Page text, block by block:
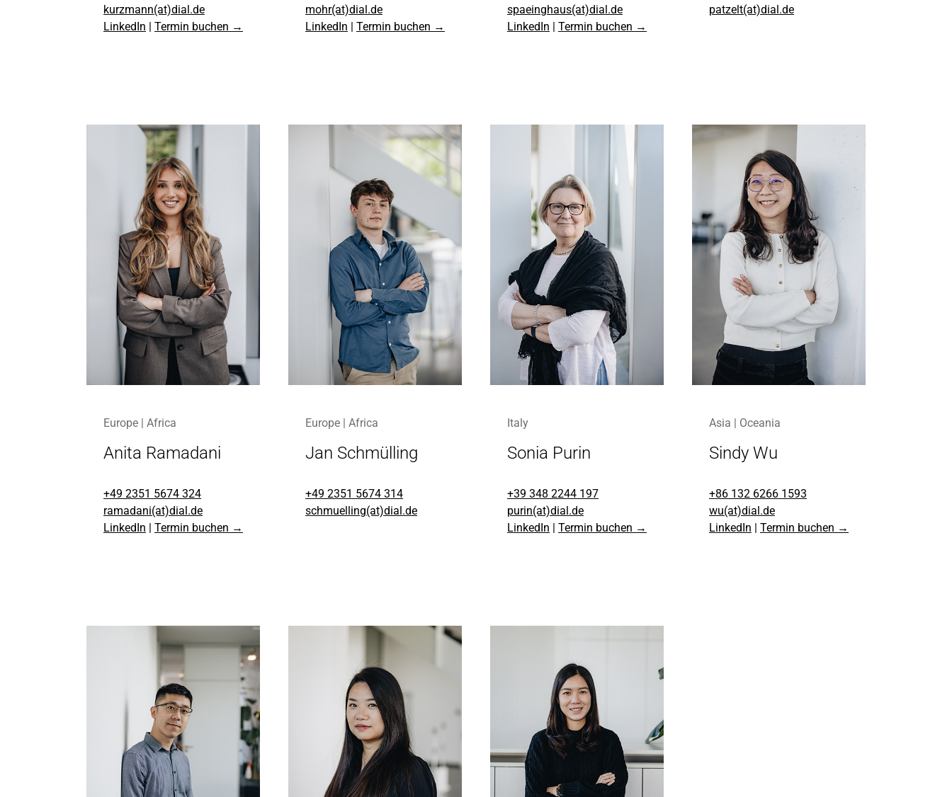
kurzmann(at)dial.de
LinkedIn | Termin buchen →
mohr(at)dial.de
LinkedIn | Termin buchen →
spaeinghaus(at)dial.de
LinkedIn | Termin buchen →
patzelt(at)dial.de
Europe | Africa
Anita Ramadani
+49 2351 5674 324
ramadani(at)dial.de
LinkedIn | Termin buchen →
Europe | Africa
Jan Schmülling
+49 2351 5674 314
schmuelling(at)dial.de
Italy
Sonia Purin
+39 348 2244 197
purin(at)dial.de
LinkedIn | Termin buchen →
Asia | Oceania
Sindy Wu
+86 132 6266 1593
wu(at)dial.de
LinkedIn | Termin buchen →